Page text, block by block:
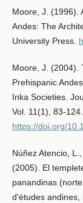
Moore, J. (1996).
Andes: The
University Press.
Moore, J. (2004).
Prehispanic
Inka Societies.
Vol. 11(1), 83-124.
https://doi.org/
Núñez Atencio,
(2005). El
panandinas
d'études andines,